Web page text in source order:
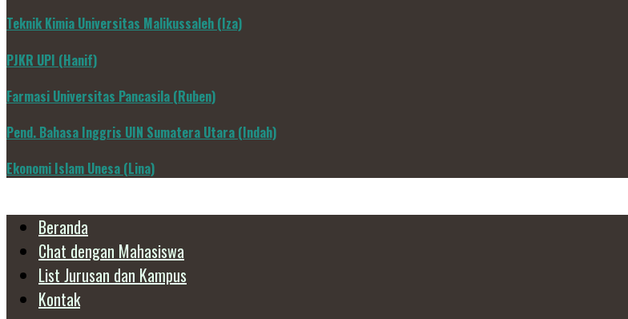
Teknik Kimia Universitas Malikussaleh (Iza)
PJKR UPI (Hanif)
Farmasi Universitas Pancasila (Ruben)
Pend. Bahasa Inggris UIN Sumatera Utara (Indah)
Ekonomi Islam Unesa (Lina)
Beranda
Chat dengan Mahasiswa
List Jurusan dan Kampus
Kontak